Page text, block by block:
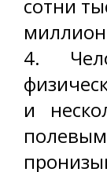
сотни
4.
и